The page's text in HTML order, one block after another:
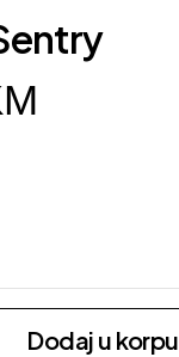
Dodaj u korpu